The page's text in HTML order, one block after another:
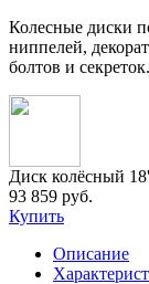
Колесные диски
ниппелей,
болтов и секреток.
Диск колёсный
93 859 руб.
Купить
Описание